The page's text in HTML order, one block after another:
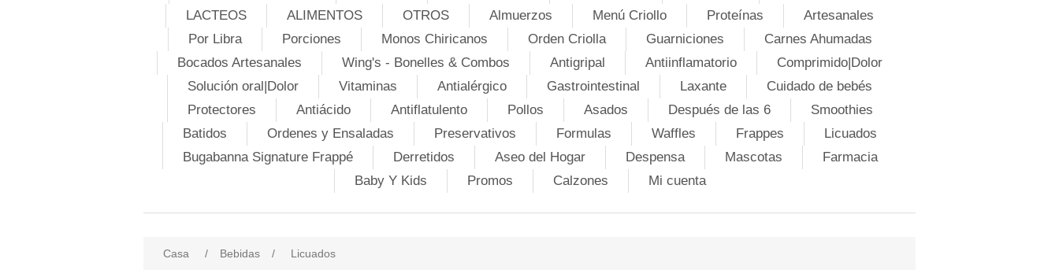
LACTEOS
ALIMENTOS OTROS Almuerzos Menú Criollo Proteínas
Artesanales
Por Libra
Porciones Monos Chiricanos Orden Criolla Guarniciones
Carnes Ahumadas
Bocados Artesanales
Wing's - Bonelles & Combos Antigripal Antiinflamatorio
Comprimido|Dolor
Solución oral|Dolor
Vitaminas Antialérgico Gastrointestinal Laxante
Cuidado de bebés
Protectores
Antiácido Antiflatulento Pollos Asados Después de las 6
Smoothies
Batidos
Ordenes y Ensaladas Preservativos Formulas Waffles Frappes
Licuados
Bugabanna Signature Frappé
Derretidos Aseo del Hogar Despensa Mascotas
Farmacia
Baby Y Kids
Promos Calzones Mi cuenta
Casa / Bebidas / Licuados